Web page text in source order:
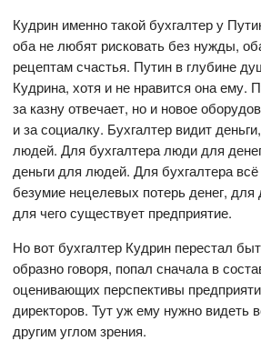
Кудрин именно такой бухгалтер у
оба не любят рисковать без нужды,
рецептам счастья. Путин в глубине
Кудрина, хотя и не нравится она ему.
за казну отвечает, но и новое
и за социалку. Бухгалтер видит
людей. Для бухгалтера люди для
деньги для людей. Для бухгалтера
безумие нецелевых потерь денег, для
для чего существует предприятие.
Но вот бухгалтер Кудрин перестал
образно говоря, попал сначала в
оценивающих перспективы
директоров. Тут уж ему нужно видеть
другим углом зрения.